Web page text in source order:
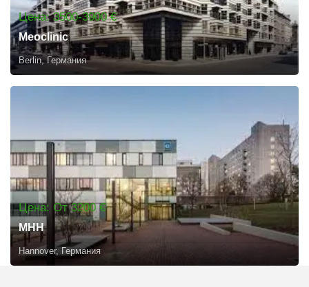
Цена: 3500-3900 €
Meoclinic
Berlin, Германия
Цена: От 3200 €
MHH
Hannover, Германия